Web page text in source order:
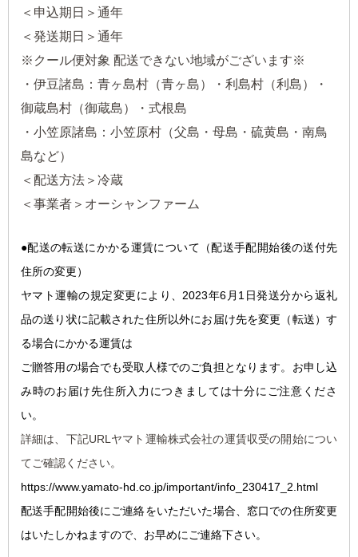
＜申込期日＞通年
＜発送期日＞通年
※クール便対象 配送できない地域がございます※
・伊豆諸島：青ヶ島村（青ヶ島）・利島村（利島）・
御蔵島村（御蔵島）・式根島
・小笠原諸島：小笠原村（父島・母島・硫黄島・南鳥
島など）
＜配送方法＞冷蔵
＜事業者＞オーシャンファーム
●配送の転送にかかる運賃について（配送手配開始後の送付先
住所の変更）
ヤマト運輸の規定変更により、2023年6月1日発送分から返礼
品の送り状に記載された住所以外にお届け先を変更（転送）す
る場合にかかる運賃は
ご贈答用の場合でも受取人様でのご負担となります。お申し込
み時のお届け先住所入力につきましては十分にご注意くださ
い。
詳細は、下記URLヤマト運輸株式会社の運賃収受の開始につい
てご確認ください。
https://www.yamato-hd.co.jp/important/info_230417_2.html
配送手配開始後にご連絡をいただいた場合、窓口での住所変更
はいたしかねますので、お早めにご連絡下さい。